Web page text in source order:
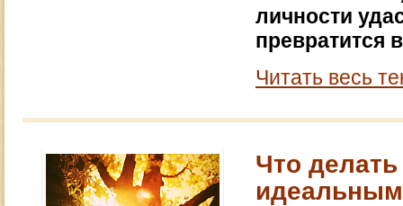
личности
превратится
Читать весь
Что